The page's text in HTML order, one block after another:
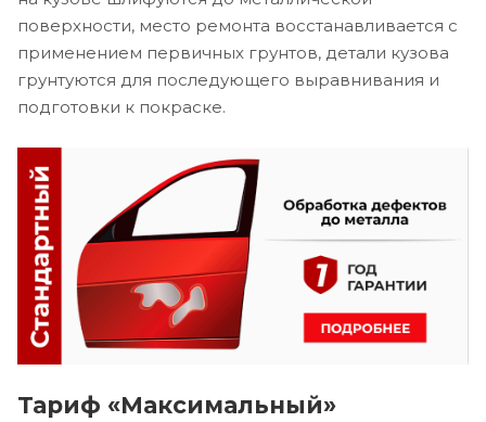
поверхности, место ремонта восстанавливается с
применением первичных грунтов, детали кузова
грунтуются для последующего выравнивания и
подготовки к покраске.
Тариф «Максимальный»